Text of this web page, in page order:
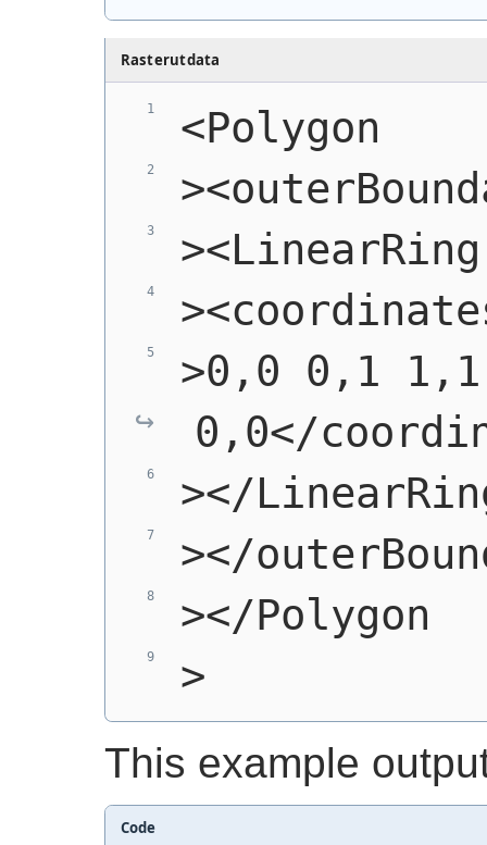
Rasterutdata
<Polygon
><LinearRing
>0,0 0,1
0,0</
></
></
></Polygon
>
This example
Code